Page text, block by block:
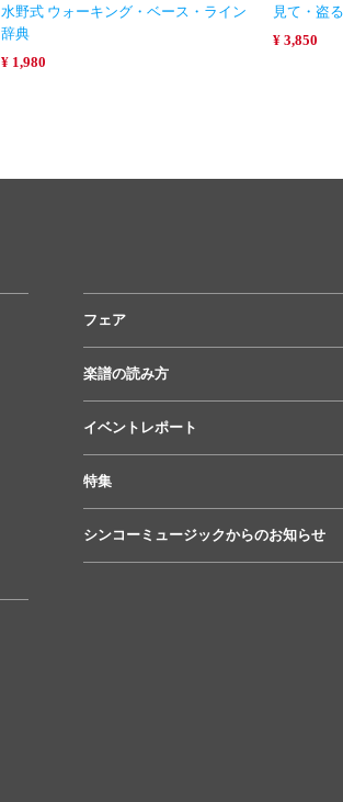
水野式 ウォーキング・ベース・ライン
辞典
¥ 1,980
見て・盗
¥ 3,850
フェア
楽譜の読み方
イベントレポート
特集
シンコーミュージックからのお知らせ